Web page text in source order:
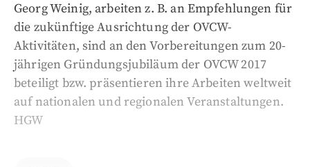
Georg Weinig, arbeiten z. B. an Empfehlungen für
die zukünftige Ausrichtung der OVCW-
Aktivitäten, sind an den Vorbereitungen zum 20-
jährigen Gründungsjubiläum der OVCW 2017
beteiligt bzw. präsentieren ihre Arbeiten weltweit
auf nationalen und regionalen Veranstaltungen.
HGW